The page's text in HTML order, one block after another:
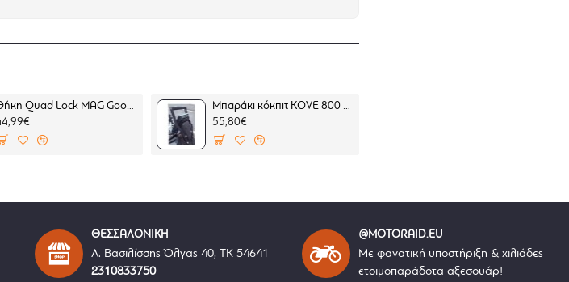
Θήκη Quad Lock MAG Google Pixel 10 Pro (μαγνητική)
Μπαράκι κόκπιτ KOVE 800 X PRO
55,80€
ΘΕΣΣΑΛΟΝΙΚΗ
Λ. Βασιλίσσης Όλγας 40, ΤΚ 54641
2310833750
@MOTORAID.EU
Με φανατική υποστήριξη & χιλιάδες
ετοιμοπαράδοτα αξεσουάρ!